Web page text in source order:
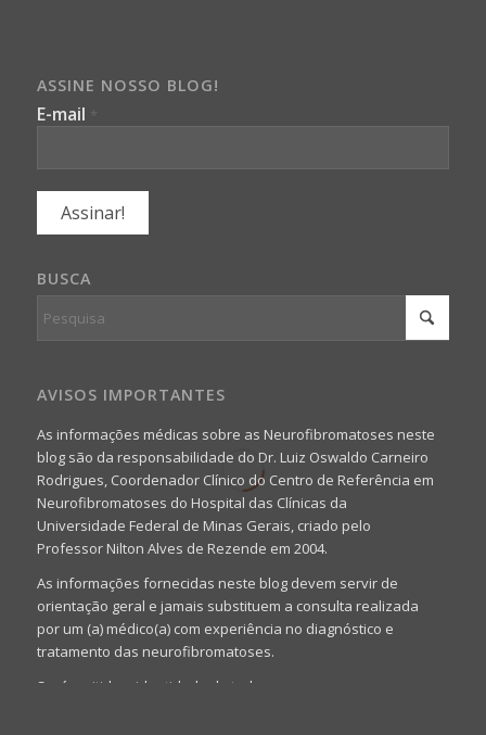
ASSINE NOSSO BLOG!
E-mail *
BUSCA
AVISOS IMPORTANTES
As informações médicas sobre as Neurofibromatoses neste
blog são da responsabilidade do Dr. Luiz Oswaldo Carneiro
Rodrigues, Coordenador Clínico do Centro de Referência em
Neurofibromatoses do Hospital das Clínicas da
Universidade Federal de Minas Gerais, criado pelo
Professor Nilton Alves de Rezende em 2004.
As informações fornecidas neste blog devem servir de
orientação geral e jamais substituem a consulta realizada
por um (a) médico(a) com experiência no diagnóstico e
tratamento das neurofibromatoses.
Será omitida a identidade de todas as pessoas que